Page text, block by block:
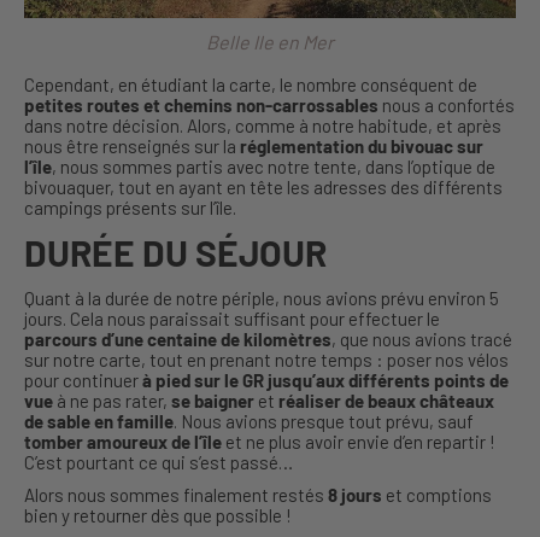
Belle Ile en Mer
Cependant, en étudiant la carte, le nombre conséquent de
petites routes et chemins non-carrossables nous a confortés
dans notre décision. Alors, comme à notre habitude, et après
nous être renseignés sur la réglementation du bivouac sur
l’île, nous sommes partis avec notre tente, dans l’optique de
bivouaquer, tout en ayant en tête les adresses des différents
campings présents sur l’île.
DURÉE DU SÉJOUR
Quant à la durée de notre périple, nous avions prévu environ 5
jours. Cela nous paraissait suffisant pour effectuer le
parcours d’une centaine de kilomètres, que nous avions tracé
sur notre carte, tout en prenant notre temps : poser nos vélos
pour continuerà pied sur le GR jusqu’aux différents points de
vue à ne pas rater, se baigner et réaliser de beaux châteaux
de sable en famille. Nous avions presque tout prévu, sauf
tomber amoureux de l’île et ne plus avoir envie d’en repartir !
C’est pourtant ce qui s’est passé…
Alors nous sommes finalement restés 8 jours et comptions
bien y retourner dès que possible !